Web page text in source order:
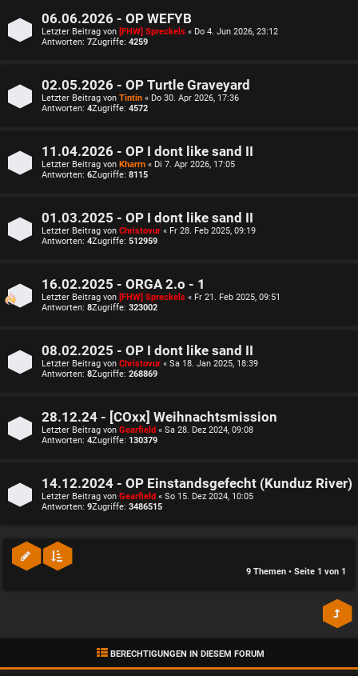
06.06.2026 - OP WEFYB
Letzter Beitrag von [FHW] Spreckels « Do 4. Jun 2026, 23:12
Antworten: 7Zugriffe: 4259
02.05.2026 - OP Turtle Graveyard
Letzter Beitrag von Tintin « Do 30. Apr 2026, 17:36
Antworten: 4Zugriffe: 4572
11.04.2026 - OP I dont like sand II
Letzter Beitrag von Kharrn « Di 7. Apr 2026, 17:05
Antworten: 6Zugriffe: 8115
01.03.2025 - OP I dont like sand II
Letzter Beitrag von Christovur « Fr 28. Feb 2025, 09:19
Antworten: 4Zugriffe: 512959
16.02.2025 - ORGA 2.o - 1
Letzter Beitrag von [FHW] Spreckels « Fr 21. Feb 2025, 09:51
Antworten: 8Zugriffe: 323002
08.02.2025 - OP I dont like sand II
Letzter Beitrag von Christovur « Sa 18. Jan 2025, 18:39
Antworten: 8Zugriffe: 268869
28.12.24 - [COxx] Weihnachtsmission
Letzter Beitrag von Gearfield « Sa 28. Dez 2024, 09:08
Antworten: 4Zugriffe: 130379
14.12.2024 - OP Einstandsgefecht (Kunduz River)
Letzter Beitrag von Gearfield « So 15. Dez 2024, 10:05
Antworten: 9Zugriffe: 3486515
9 Themen • Seite 1 von 1
BERECHTIGUNGEN IN DIESEM FORUM